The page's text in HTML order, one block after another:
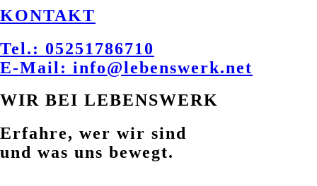
KONTAKT
Tel.: 05251786710
E-Mail: info@lebenswerk.net
WIR BEI LEBENSWERK
Erfahre, wer wir sind
und was uns bewegt.